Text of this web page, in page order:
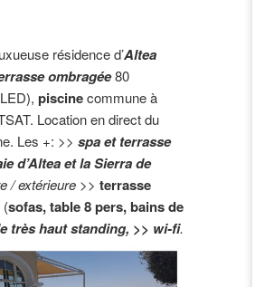
résidence d’Altea
ombragée80
piscinecommune à
Location en direct du
Les +: >> spa et terrasse
d’Altea et la Sierra de
/ extérieure >> terrasse
(sofas, table 8 pers, bains de
très haut standing, >> wi-fi.